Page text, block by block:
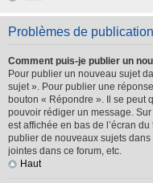
Problèmes de publication
Comment puis-je publier un
Pour publier un nouveau sujet
sujet ». Pour publier une
bouton « Répondre ». Il se peut
pouvoir rédiger un message.
est affichée en bas de l’écran
publier de nouveaux sujets
jointes dans ce forum, etc.
Haut